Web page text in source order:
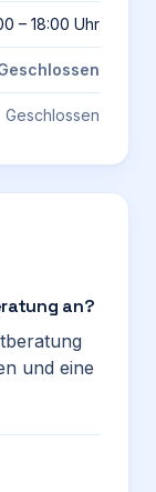
– 18:00 Uhr
Geschlossen
an?
und eine